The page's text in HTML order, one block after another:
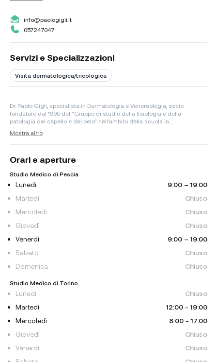
info@paologigli.it
057247047
Servizi e Specializzazioni
Visita dermatologica/tricologica
Dr. Paolo Gigli, specialista in Dermatologia e Venereologia, socio
fondatore dal 1995 del “Gruppo di studio della fisiologia e della
patologia del capello e del pelo” nell’ambito della scuola in...
Mostra altro
Orari e aperture
Studio Medico di Pescia
Lunedì
9:00 – 19:00
Martedì
Chiuso
Mercoledì
Chiuso
Giovedì
Chiuso
Venerdì
9:00 – 19:00
Sabato
Chiuso
Domenica
Chiuso
Studio Medico di Torino
Lunedì
Chiuso
Martedì
12:00 - 19:00
Mercoledì
8:00 - 17:00
Giovedì
Chiuso
Venerdì
Chiuso